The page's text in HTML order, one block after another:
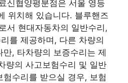
신협양평분점은 서울 영등
위치해 있습니다. 블루핸즈
서 현대자동차의 일반수리,
를 제공하며, 다른 차량의
, 타차량의 보증수리는 제
량의 사고보험수리 및 일반
수리를 받으실 경우, 보험